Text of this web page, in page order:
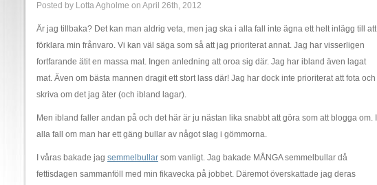
Posted by Lotta Agholme on April 26th, 2012
Är jag tillbaka? Det kan man aldrig veta, men jag ska i alla fall inte ägna ett helt inlägg till att
förklara min frånvaro. Vi kan väl säga som så att jag prioriterat annat. Jag har visserligen
fortfarande ätit en massa mat. Ingen anledning att oroa sig där. Jag har ibland även lagat
mat. Även om bästa mannen dragit ett stort lass där! Jag har dock inte prioriterat att fota och
skriva om det jag äter (och ibland lagar).
Men ibland faller andan på och det här är ju nästan lika snabbt att göra som att blogga om. I
alla fall om man har ett gäng bullar av något slag i gömmorna.
I våras bakade jag semmelbullar som vanligt. Jag bakade MÅNGA semmelbullar då
fettisdagen sammanföll med min fikavecka på jobbet. Däremot överskattade jag deras